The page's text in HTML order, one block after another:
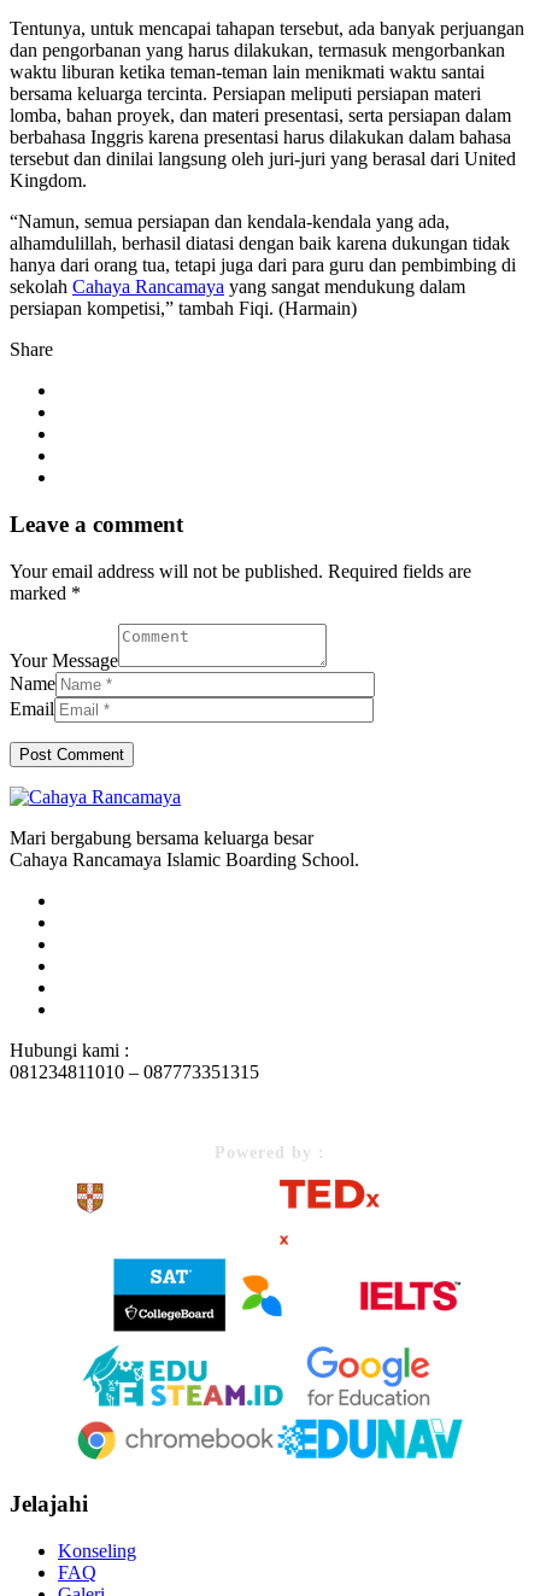
Tentunya, untuk mencapai tahapan tersebut, ada banyak perjuangan
dan pengorbanan yang harus dilakukan, termasuk mengorbankan
waktu liburan ketika teman-teman lain menikmati waktu santai
bersama keluarga tercinta. Persiapan meliputi persiapan materi
lomba, bahan proyek, dan materi presentasi, serta persiapan dalam
berbahasa Inggris karena presentasi harus dilakukan dalam bahasa
tersebut dan dinilai langsung oleh juri-juri yang berasal dari United
Kingdom.
“Namun, semua persiapan dan kendala-kendala yang ada,
alhamdulillah, berhasil diatasi dengan baik karena dukungan tidak
hanya dari orang tua, tetapi juga dari para guru dan pembimbing di
sekolah Cahaya Rancamaya yang sangat mendukung dalam
persiapan kompetisi,” tambah Fiqi. (Harmain)
Share
Leave a comment
Your email address will not be published. Required fields are
marked *
Your Message
Name
Email
Mari bergabung bersama keluarga besar
Cahaya Rancamaya Islamic Boarding School.
Hubungi kami :
081234811010 – 087773351315
Powered by :
Jelajahi
Konseling
FAQ